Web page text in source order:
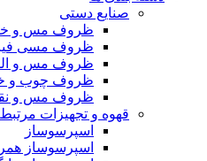
صنایع دستی
ظروف مس و
ظروف مسی
ظروف مس و
ظروف چوب و
ظروف مس و
قهوه و تجهیزات مرتبط
اسپرسوساز
اسپرسوساز